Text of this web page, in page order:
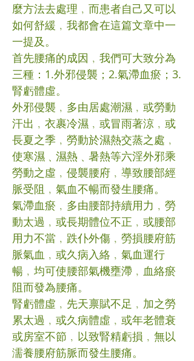
麼方法去處理﹐而患者自己又可以
如何舒緩﹐我都會在這篇文章中一
一提及。
首先腰痛的成因﹐我們可大致分為
三種：1.外邪侵襲；2.氣滯血瘀；3.
腎虧體虛。
外邪侵襲﹐多由居處潮濕﹐或勞動
汗出﹐衣裹冷濕﹐或冒雨著涼﹐或
長夏之季﹐勞動於濕熱交蒸之處﹐
使寒濕﹑濕熱﹑暑熱等六淫外邪乘
勞動之虛﹐侵襲腰府﹐導致腰部經
脈受阻﹐氣血不暢而發生腰痛。
氣滯血瘀﹐多由腰部持續用力﹐勞
動太過﹐或長期體位不正﹐或腰部
用力不當﹐跌仆外傷﹐勞損腰府筋
脈氣血﹐或久病入絡﹐氣血運行
暢﹐均可使腰部氣機壅滯﹐血絡瘀
阻而發為腰痛。
腎虧體虛﹐先天禀賦不足﹐加之勞
累太過﹐或久病體虛﹐或年老體衰
或房室不節﹐以致腎精虧損﹐無以
濡養腰府筋脈而發生腰痛。